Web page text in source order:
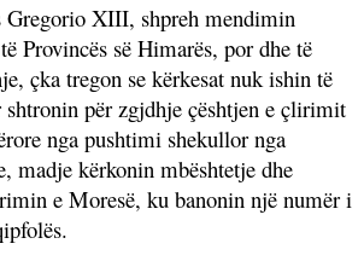
Gregorio XIII, shpreh mendimin
Provincës së Himarës, por dhe të
çka tregon se kërkesat nuk ishin të
shtronin për zgjdhje çështjen e çlirimit
nga pushtimi shekullor nga
madje kërkonin mbështetje dhe
e Moresë, ku banonin një numër i